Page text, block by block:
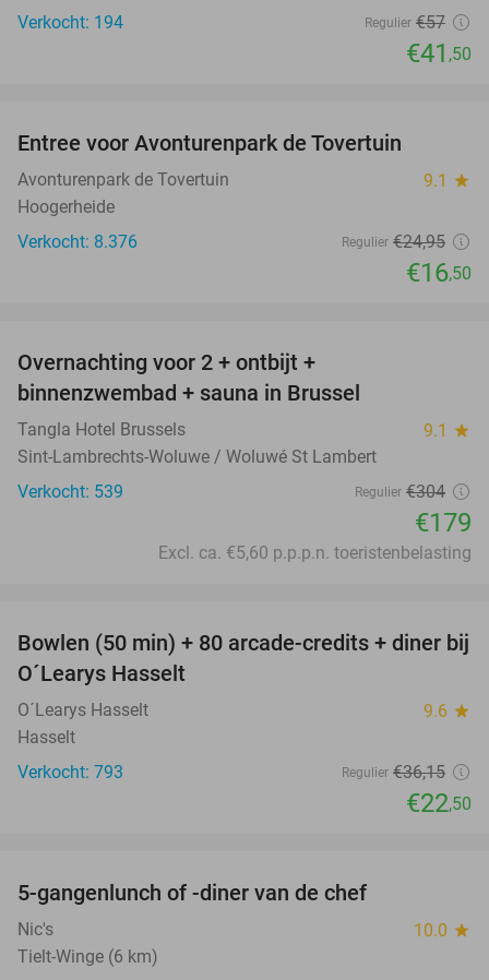
Verkocht: 194
Regulier €57
€41 ,50
Entree voor Avonturenpark de Tovertuin
Avonturenpark de Tovertuin 9.1 star
Hoogerheide
Verkocht: 8.376
Regulier €24,95
€16,50
Overnachting voor 2 + ontbijt +
binnenzwembad + sauna in Brussel
Tangla Hotel Brussels 9.1 star
Sint-Lambrechts-Woluwe / Woluwé St Lambert
Verkocht: 539
Regulier €304
€179
Excl. ca. €5,60 p.p.p.n. toeristenbelasting
38%
Bowlen (50 min) + 80 arcade-credits + diner bij
O´Learys Hasselt
O´Learys Hasselt 9.6 star
Hasselt
Verkocht: 793
Regulier €36,15
€22,50
5-gangenlunch of -diner van de chef
Nic's 10.0 star
Tielt-Winge (6 km)